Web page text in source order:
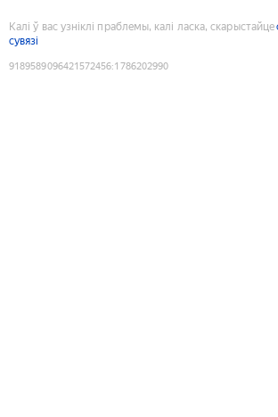
Калі ў вас узніклі праблемы, калі ласка, скарыстайце
сувязі
9189589096421572456:1786202990